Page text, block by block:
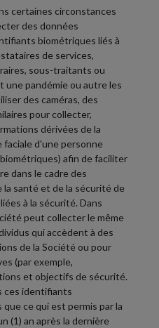
certaines circonstances
des données
biométriques liés à
de services,
sous-traitants ou
une pandémie ou autre les
des caméras, des
pour collecter,
dérivées de la
faciale d'une personne
afin de faciliter
dans le cadre des
la santé et de la sécurité de
à la sécurité. Dans
peut collecter le même
qui accèdent à des
de la Société ou pour
(par exemple,
et objectifs de sécurité.
ces identifiants
ce qui est permis par la
(1) an après la dernière